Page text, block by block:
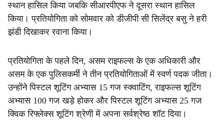
स्थान हासिल किया जबकि सीआरपीएफ ने दूसरा स्थान हासिल
किया। प्रतियोगिता को सोमवार को डीजीपी सी सिलेंद्र बसु ने हरी
झंडी दिखाकर रवाना किया।
प्रतियोगिता के पहले दिन, असम राइफल्स के एक अधिकारी और
असम के एक पुलिसकर्मी ने तीन प्रतियोगिताओं में स्वर्ण पदक जीता।
उन्होंने पिस्टल शूटिंग अभ्यास 15 गज स्क्वाटिंग, राइफल्स शूटिंग
अभ्यास 100 गज खड़े होकर और पिस्टल शूटिंग अभ्यास 25 गज
क्विक रिफ्लेक्स शूटिंग श्रेणी में अपना सर्वश्रेष्ठ शॉट दिया।